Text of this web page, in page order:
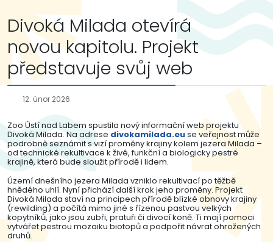
Divoká Milada otevírá
novou kapitolu. Projekt
představuje svůj web
12. únor 2026
Zoo Ústí nad Labem spustila nový informační web projektu
Divoká Milada. Na adrese divokamilada.euse veřejnost může
podrobně seznámit s vizí proměny krajiny kolem jezera Milada –
od technické rekultivace k živé, funkční a biologicky pestré
krajině, která bude sloužit přírodě i lidem.
Území dnešního jezera Milada vzniklo rekultivací po těžbě
hnědého uhlí. Nyní přichází další krok jeho proměny. Projekt
Divoká Milada staví na principech přírodě blízké obnovy krajiny
(rewilding) a počítá mimo jiné s řízenou pastvou velkých
kopytníků, jako jsou zubři, pratuři či divocí koně. Ti mají pomoci
vytvářet pestrou mozaiku biotopů a podpořit návrat ohrožených
druhů.